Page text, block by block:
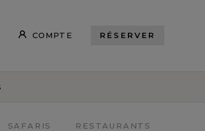
COMPTE RÉSERVER
SAFARIS RESTAURANTS